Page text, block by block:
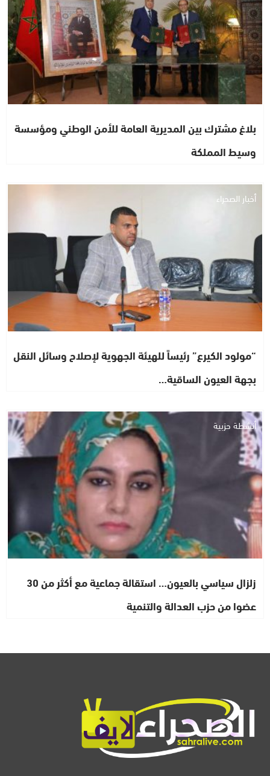
بلاغ مشترك بين المديرية العامة للأمن الوطني ومؤسسة
وسيط المملكة
أخبار الصحراء
“مولود الكيرع” رئيساً للهيئة الجهوية لإصلاح وسائل النقل
بجهة العيون الساقية…
أنشطة حزبية
زلزال سياسي بالعيون… استقالة جماعية مع أكثر من 30
عضوا من حزب العدالة والتنمية